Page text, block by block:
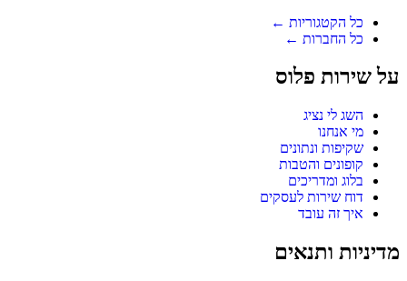
כל הקטגוריות ←
כל החברות ←
על שירות פלוס
השג לי נציג
מי אנחנו
שקיפות ונתונים
קופונים והטבות
בלוג ומדריכים
דוח שירות לעסקים
איך זה עובד
מדיניות ותנאים